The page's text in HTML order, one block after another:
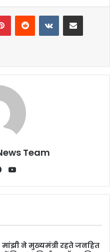
PinterestReddit VKontakteShare via Email
Team
Facebook
मांझी ने मुख्यमंत्री रहते जनहित